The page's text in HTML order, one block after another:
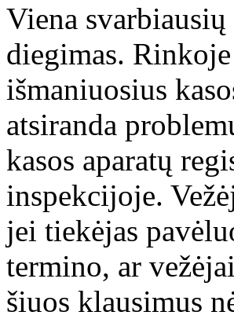
Viena
diegimas.
išmaniuosius
atsiranda
kasos aparatų
inspekcijoje.
jei tiekėjas
termino, ar
šiuos klausimus